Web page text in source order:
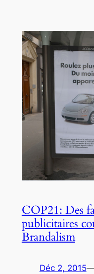
COP21: Des
publicitaires
Brandalism
Déc 2, 2015